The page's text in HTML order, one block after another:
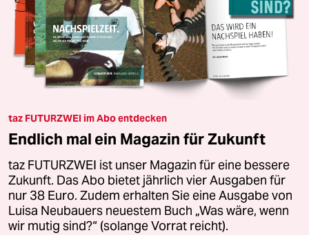
taz FUTURZWEI im Abo entdecken
Endlich mal ein Magazin für Zukunft
taz FUTURZWEI ist unser Magazin für eine bessere
Zukunft. Das Abo bietet jährlich vier Ausgaben für
nur 38 Euro. Zudem erhalten Sie eine Ausgabe von
Luisa Neubauers neuestem Buch „Was wäre, wenn
wir mutig sind?“ (solange Vorrat reicht).